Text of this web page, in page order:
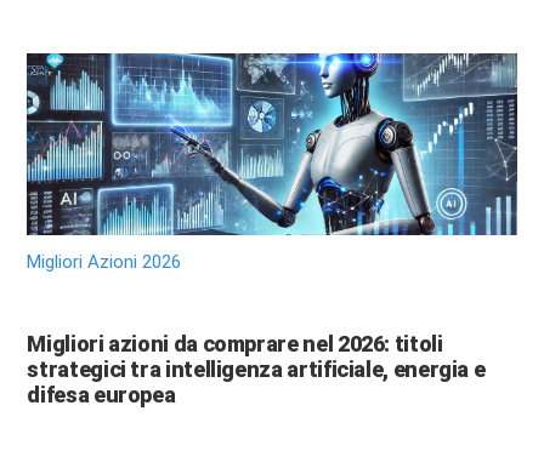
Migliori Azioni 2026
Migliori azioni da comprare nel 2026: titoli
strategici tra intelligenza artificiale, energia e
difesa europea